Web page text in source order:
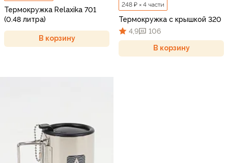
Термокружка Relaxika 701
(0.48 литра)
В корзину
248 ₽ × 4 части
Термокружка с крышкой 320
4,9
106
В корзину